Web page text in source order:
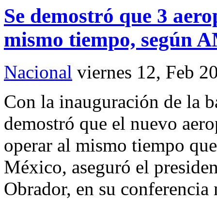
Se demostró que 3
mismo tiempo, según
Nacional viernes 12, Feb
Con la inauguración de la
demostró que el nuevo
operar al mismo tiempo
México, aseguró el
Obrador, en su conferencia